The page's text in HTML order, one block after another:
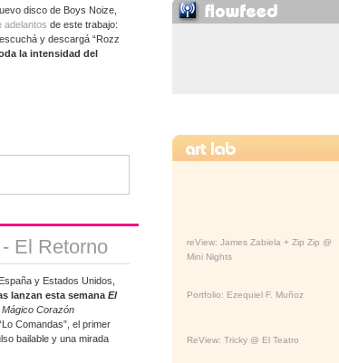
disco de Boys Noize,
adelantos de este trabajo:
escuchá y descargá “Rozz
la intensidad del
El Retorno
y Estados Unidos,
lanzan esta semana El
Mágico Corazón
Comandas”, el primer
bailable y una mirada
reView: James Zabiela + Zip Zip @
Mini Nights
Portfolio: Ezequiel F. Muñoz
ReView: Tricky @ El Teatro